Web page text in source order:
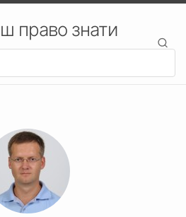
право знати